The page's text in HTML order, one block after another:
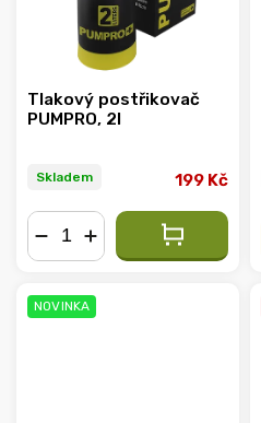
Tlakový postřikovač
PUMPRO, 2l
Skladem 199 Kč
NOVINKA